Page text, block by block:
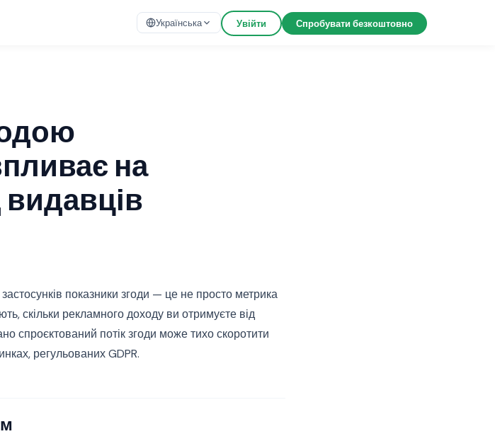
Українська Увійти Спробувати безкоштовно
на
показники згоди — це не просто метрика
скільки рекламного доходу ви отримуєте від
спроєктований потік згоди може тихо скоротити
регульованих GDPR.